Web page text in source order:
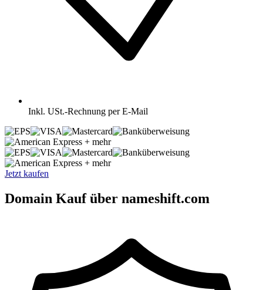
Inkl. USt.-Rechnung per E-Mail
+ mehr
+ mehr
Jetzt kaufen
Domain Kauf über nameshift.com